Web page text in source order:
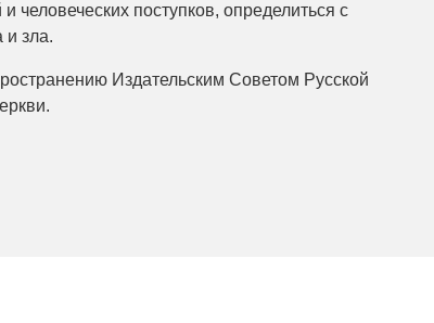
человеческих поступков, определиться с
и зла.
Издательским Советом Русской